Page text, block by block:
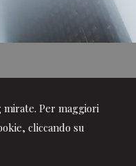
Per maggiori
cliccando su